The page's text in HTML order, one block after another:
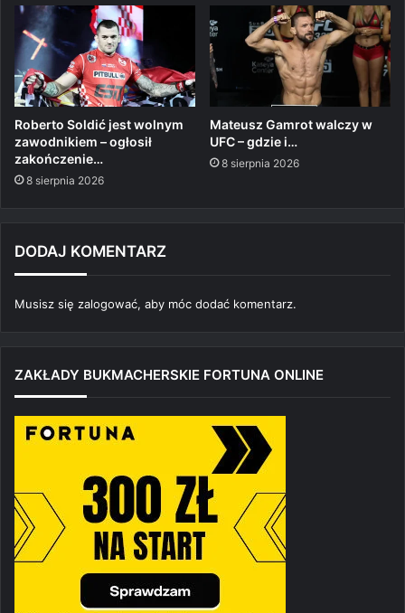
Roberto Soldić jest wolnym
zawodnikiem – ogłosił
zakończenie…
8 sierpnia 2026
Mateusz Gamrot walczy w
UFC – gdzie i…
8 sierpnia 2026
DODAJ KOMENTARZ
Musisz się zalogować, aby móc dodać komentarz.
ZAKŁADY BUKMACHERSKIE FORTUNA ONLINE